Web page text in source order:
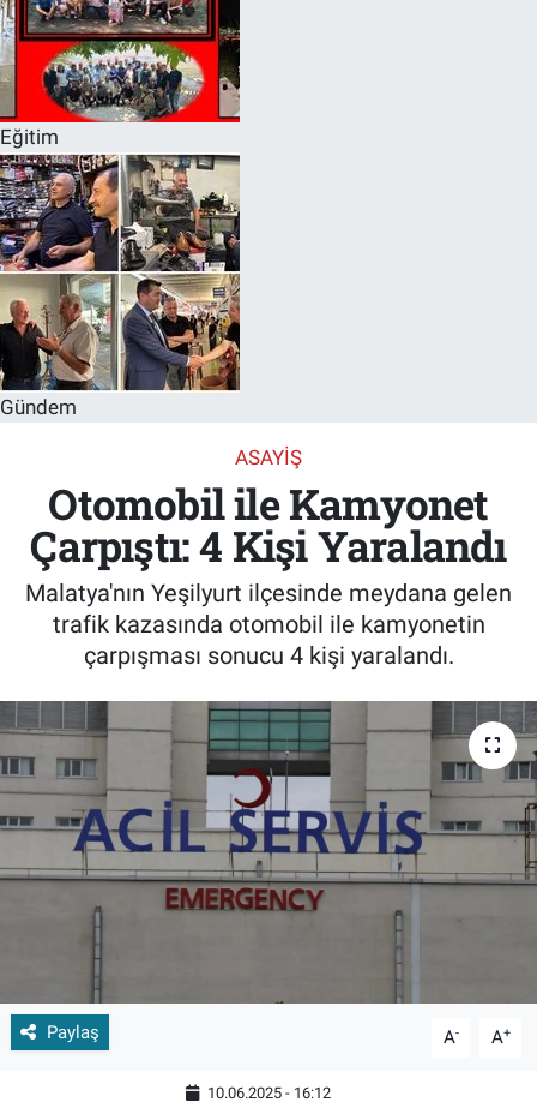
Eğitim
Gündem
ASAYIŞ
Otomobil ile Kamyonet
Çarpıştı: 4 Kişi Yaralandı
Malatya'nın Yeşilyurt ilçesinde meydana gelen
trafik kazasında otomobil ile kamyonetin
çarpışması sonucu 4 kişi yaralandı.
Paylaş A- A+
10.06.2025 - 16:12